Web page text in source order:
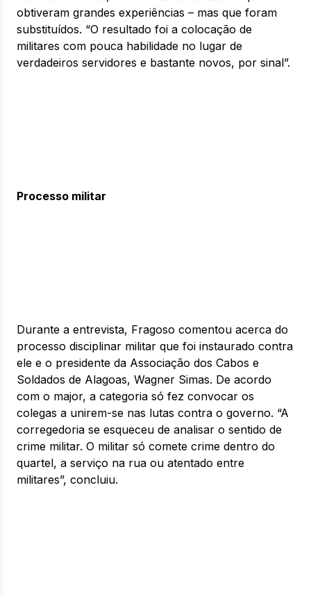
obtiveram grandes experiências – mas que foram
substituídos. “O resultado foi a colocação de
militares com pouca habilidade no lugar de
verdadeiros servidores e bastante novos, por sinal”.
Processo militar
Durante a entrevista, Fragoso comentou acerca do
processo disciplinar militar que foi instaurado contra
ele e o presidente da Associação dos Cabos e
Soldados de Alagoas, Wagner Simas. De acordo
com o major, a categoria só fez convocar os
colegas a unirem-se nas lutas contra o governo. “A
corregedoria se esqueceu de analisar o sentido de
crime militar. O militar só comete crime dentro do
quartel, a serviço na rua ou atentado entre
militares”, concluiu.